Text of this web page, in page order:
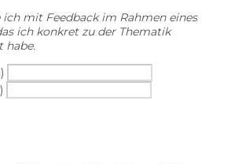
mit Feedback im Rahmen eines
ich konkret zu der Thematik
habe.